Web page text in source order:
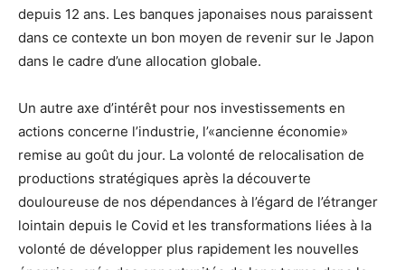
depuis 12 ans. Les banques japonaises nous paraissent
dans ce contexte un bon moyen de revenir sur le Japon
dans le cadre d’une allocation globale.
Un autre axe d’intérêt pour nos investissements en
actions concerne l’industrie, l’«ancienne économie»
remise au goût du jour. La volonté de relocalisation de
productions stratégiques après la découverte
douloureuse de nos dépendances à l’égard de l’étranger
lointain depuis le Covid et les transformations liées à la
volonté de développer plus rapidement les nouvelles